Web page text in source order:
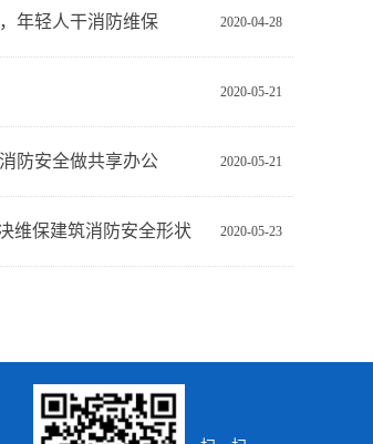
2020-04-28
年轻人干消防维保
2020-05-21
2020-05-21
防安全做共享办公
2020-05-23
维保建筑消防安全形状